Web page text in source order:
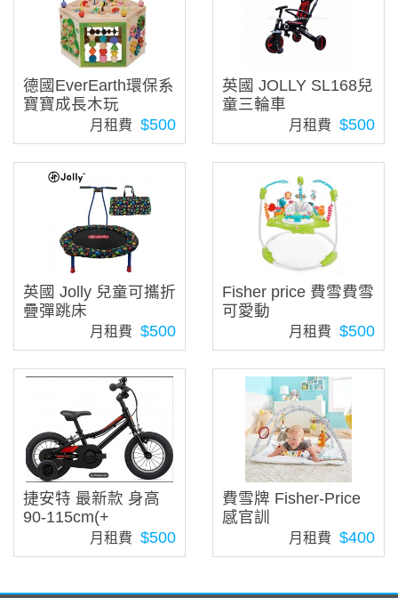
德國EverEarth環保系
寶寶成長木玩
月租費 $500
英國 JOLLY SL168兒
童三輪車
月租費 $500
英國 Jolly 兒童可攜折
疊彈跳床
月租費 $500
Fisher price 費雪費雪
可愛動
月租費 $500
捷安特 最新款 身高
90-115cm(+
月租費 $500
費雪牌 Fisher-Price
感官訓
月租費 $400